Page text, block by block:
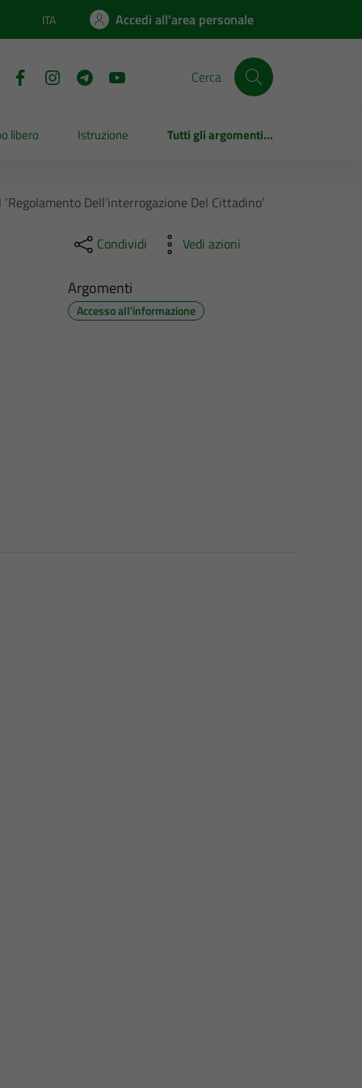
Lingua attiva:
ITA Accedi all'area personale
Cerca
libero Istruzione Tutti gli argomenti...
Dell’interrogazione Del Cittadino’
Condividi Vedi azioni
Argomenti
Accesso all'informazione